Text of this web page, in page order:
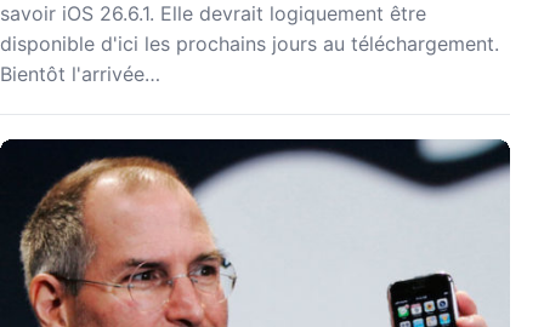
savoir iOS 26.6.1. Elle devrait logiquement être
disponible d'ici les prochains jours au téléchargement.
Bientôt l'arrivée…